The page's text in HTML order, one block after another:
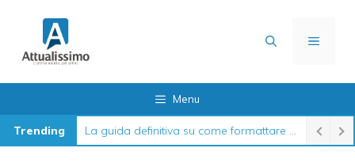
contenuto
MENU
Menu
Trending La guida definitiva su come formattare l’iPhone nel 2026